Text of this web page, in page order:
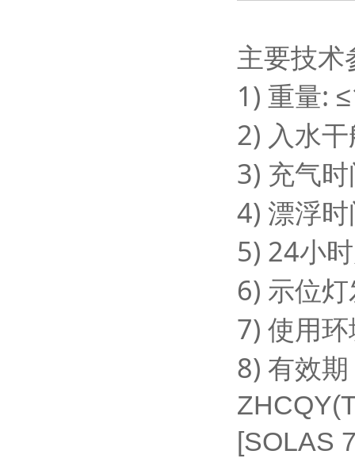
主要技术
1) 重量:
2) 入水
3) 充气
4) 漂浮
5) 24小
6) 示位
7) 使用
8) 有效
[SOLAS